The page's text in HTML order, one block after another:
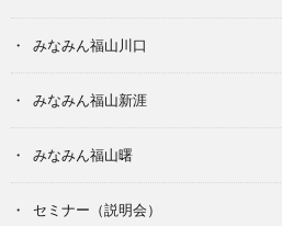
みなみん福山川口
みなみん福山新涯
みなみん福山曙
セミナー（説明会）